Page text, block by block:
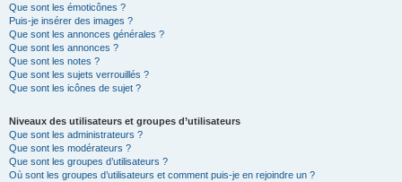
Que sont les émoticônes ?
Puis-je insérer des images ?
Que sont les annonces générales ?
Que sont les annonces ?
Que sont les notes ?
Que sont les sujets verrouillés ?
Que sont les icônes de sujet ?
Niveaux des utilisateurs et groupes d’utilisateurs
Que sont les administrateurs ?
Que sont les modérateurs ?
Que sont les groupes d’utilisateurs ?
Où sont les groupes d’utilisateurs et comment puis-je en rejoindre un ?